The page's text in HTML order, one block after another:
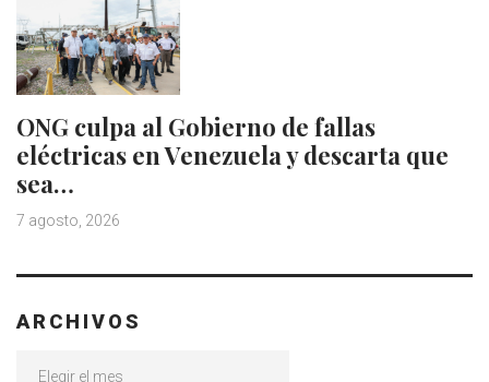
ONG culpa al Gobierno de fallas
eléctricas en Venezuela y descarta que
sea…
7 agosto, 2026
ARCHIVOS